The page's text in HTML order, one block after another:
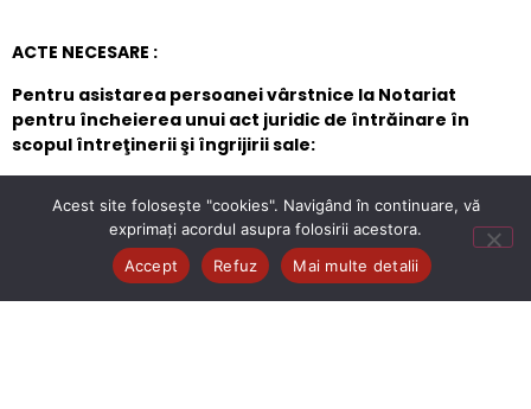
ACTE NECESARE :
Pentru asistarea persoanei vârstnice la Notariat
pentru încheierea unui act juridic de întrăinare în
scopul întreţinerii şi îngrijirii sale:
datele de identificare ale persoanei vârstnice şi ale
persoanei întreţinătoare, notarul la care se va încheia actul
şi tipul actului care urmează a se încheia (cerere – tip);
– copie act de identitate persoană vârstnică;
Acest site folosește "cookies". Navigând în continuare, vă
exprimați acordul asupra folosirii acestora.
Accept
Refuz Mai multe detalii